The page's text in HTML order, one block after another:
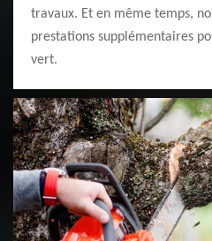
travaux. Et en même temps,
prestations supplémentaires
vert.